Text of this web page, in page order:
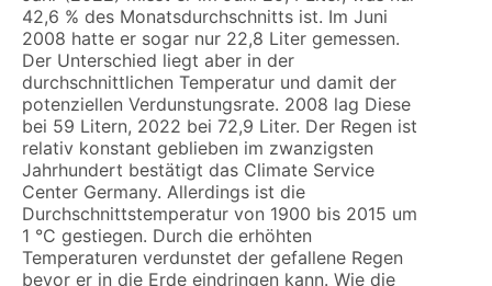
42,6 % des Monatsdurchschnitts ist. Im Juni
2008 hatte er sogar nur 22,8 Liter gemessen.
Der Unterschied liegt aber in der
durchschnittlichen Temperatur und damit der
potenziellen Verdunstungsrate. 2008 lag Diese
bei 59 Litern, 2022 bei 72,9 Liter. Der Regen ist
relativ konstant geblieben im zwanzigsten
Jahrhundert bestätigt das Climate Service
Center Germany. Allerdings ist die
Durchschnittstemperatur von 1900 bis 2015 um
1 °C gestiegen. Durch die erhöhten
Temperaturen verdunstet der gefallene Regen
bevor er in die Erde eindringen kann. Wie die